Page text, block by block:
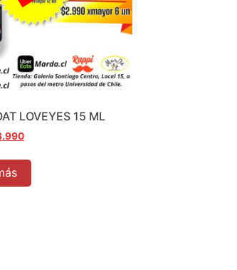
LOVEYES 15 ML